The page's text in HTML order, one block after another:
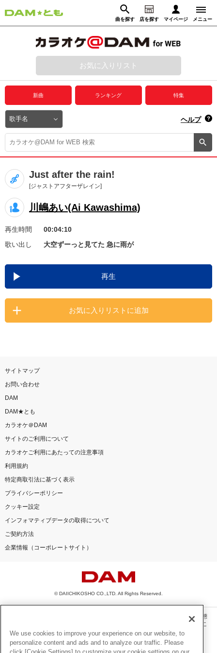
曲を探す 店を探す マイページ メニュー
動画からさがす 録音からさがす
ログイン
プレミアムサービス
DAM★とも動画
DAM★とも録音
カラオケ＠DAM
ユーザー検索
キャンペーン
お知らせ よくあるご質問
DAMの新曲・ランキングなど
カラオケ最新情報をチェック！
お気に入りリスト
新曲 ランキング 特集
ヘルプ
Just after the rain!
[ジャストアフターザレイン]
川嶋あい(Ai Kawashima)
再生時間
00:04:10
歌い出し
大空ずーっと見てた 急に雨が
再生
お気に入りリストに追加
サイトマップ
お問い合わせ
DAM
DAM★とも
カラオケ＠DAM
サイトのご利用について
カラオケご利用にあたっての注意事項
利用規約
特定商取引法に基づく表示
プライバシーポリシー
クッキー設定
インフォマティブデータの取得について
ご契約方法
企業情報（コーポレートサイト）
© DAIICHIKOSHO CO.,LTD. All Rights Reserved.
このサイトに掲載されている一切の文章・画像・写真・動画・音声等を、手段や形態
を問わず、著作権法の定める範囲を超えて無断で複製、転載、ファイル化などするこ
とを禁じます。
楽曲及びコンテンツは、機種によりご利用いただけない場合があります。
We use cookies to improve your experience on our website, to
personalize content and ads and to analyze our traffic. Please